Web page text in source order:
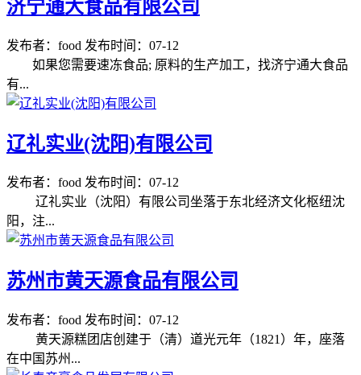
济宁通大食品有限公司
发布者：food 发布时间：07-12
如果您需要速冻食品; 原料的生产加工，找济宁通大食品
有...
辽礼实业(沈阳)有限公司
发布者：food 发布时间：07-12
辽礼实业（沈阳）有限公司坐落于东北经济文化枢纽沈
阳，注...
苏州市黄天源食品有限公司
发布者：food 发布时间：07-12
黄天源糕团店创建于（清）道光元年（1821）年，座落
在中国苏州...